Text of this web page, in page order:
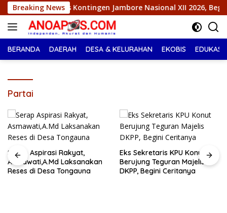
Langsung
ke
konten
Breaking News
Kontingen Jambore Nasional XII 2026, Begini Pesan Ikbar
BERANDA DAERAH DESA & KELURAHAN EKOBIS EDUKASI
Partai
Serap Aspirasi Rakyat,
Asmawati,A.Md Laksanakan
Reses di Desa Tongauna
Eks Sekretaris KPU Konut
Berujung Teguran Majelis
DKPP, Begini Ceritanya